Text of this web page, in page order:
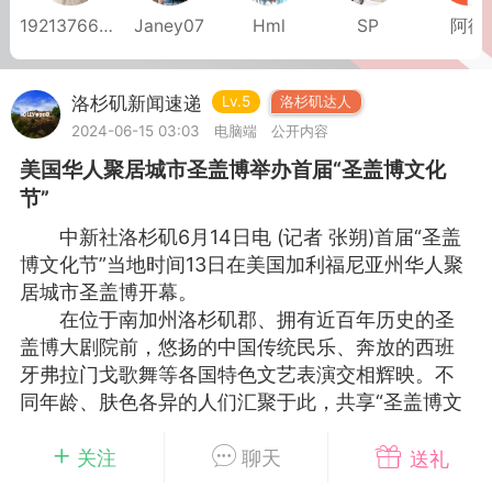
华人论坛
加入社区交流
华人社区信息发布规范》
洛杉矶热点 娱乐八卦 同乡联谊
民宿短租 房屋买卖 商铺转让
关注 聊天 送礼
1921376683 Janey07 Hml SP 阿德
洛杉矶新闻速递 Lv.5
洛杉矶达人
2024-06-15 03:03
电脑端 公开内容
美国华人聚居城市圣盖博举办首届“圣盖博文化
节”
中新社洛杉矶6月14日电 (记者 张朔)首届“圣盖
博文化节”当地时间13日在美国加利福尼亚州华人聚
居城市圣盖博开幕。
在位于南加州洛杉矶郡、拥有近百年历史的圣
盖博大剧院前，悠扬的中国传统民乐、奔放的西班
牙弗拉门戈歌舞等各国特色文艺表演交相辉映。不
同年龄、肤色各异的人们汇聚于此，共享“圣盖博文
当地时间6月13日，首届“圣盖博文化节”在美国